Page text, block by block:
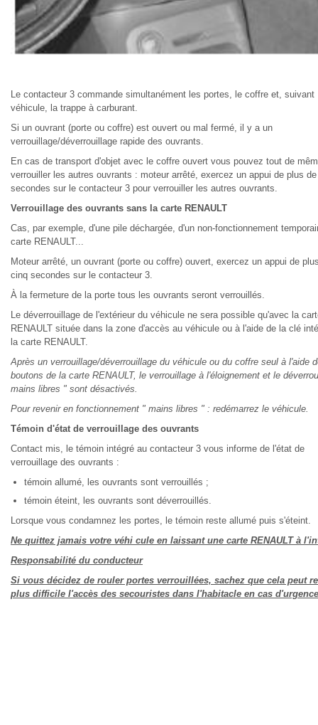
Le contacteur 3 commande simultanément les portes, le coffre et, suivant
véhicule, la trappe à carburant.
Si un ouvrant (porte ou coffre) est ouvert ou mal fermé, il y a un
verrouillage/déverrouillage rapide des ouvrants.
En cas de transport d'objet avec le coffre ouvert vous pouvez tout de
verrouiller les autres ouvrants : moteur arrêté, exercez un appui de plus
secondes sur le contacteur 3 pour verrouiller les autres ouvrants.
Verrouillage des ouvrants sans la carte RENAULT
Cas, par exemple, d'une pile déchargée, d'un non-fonctionnement
carte RENAULT...
Moteur arrêté, un ouvrant (porte ou coffre) ouvert, exercez un appui de
cinq secondes sur le contacteur 3.
À la fermeture de la porte tous les ouvrants seront verrouillés.
Le déverrouillage de l'extérieur du véhicule ne sera possible qu'avec la
RENAULT située dans la zone d'accès au véhicule ou à l'aide de la clé
la carte RENAULT.
Après un verrouillage/déverrouillage du véhicule ou du coffre seul à l'aide
boutons de la carte RENAULT, le verrouillage à l'éloignement et le
mains libres " sont désactivés.
Pour revenir en fonctionnement " mains libres " : redémarrez le véhicule.
Témoin d'état de verrouillage des ouvrants
Contact mis, le témoin intégré au contacteur 3 vous informe de l'état de
verrouillage des ouvrants :
témoin allumé, les ouvrants sont verrouillés ;
témoin éteint, les ouvrants sont déverrouillés.
Lorsque vous condamnez les portes, le témoin reste allumé puis s'éteint.
Ne quittez jamais votre véhi cule en laissant une carte RENAULT à
Responsabilité du conducteur
Si vous décidez de rouler portes verrouillées, sachez que cela peut
plus difficile l'accès des secouristes dans l'habitacle en cas